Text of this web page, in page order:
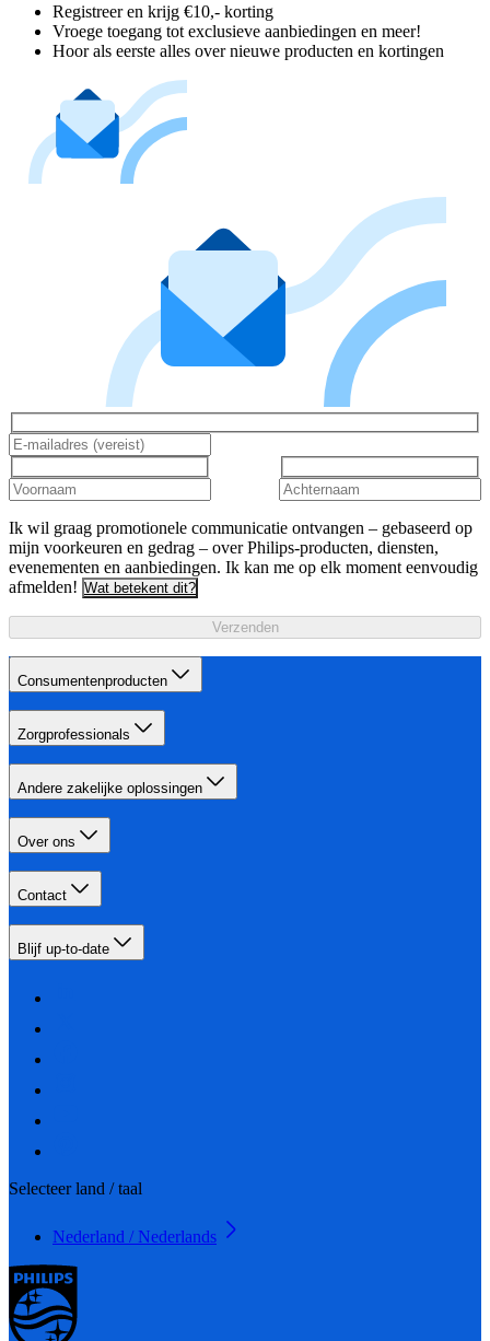
Registreer en krijg €10,- korting
Vroege toegang tot exclusieve aanbiedingen en meer!
Hoor als eerste alles over nieuwe producten en kortingen
Ik wil graag promotionele communicatie ontvangen – gebaseerd op
mijn voorkeuren en gedrag – over Philips-producten, diensten,
evenementen en aanbiedingen. Ik kan me op elk moment eenvoudig
afmelden! Wat betekent dit?
Verzenden
Consumentenproducten
Zorgprofessionals
Andere zakelijke oplossingen
Over ons
Contact
Blijf up-to-date
Selecteer land / taal
Nederland / Nederlands